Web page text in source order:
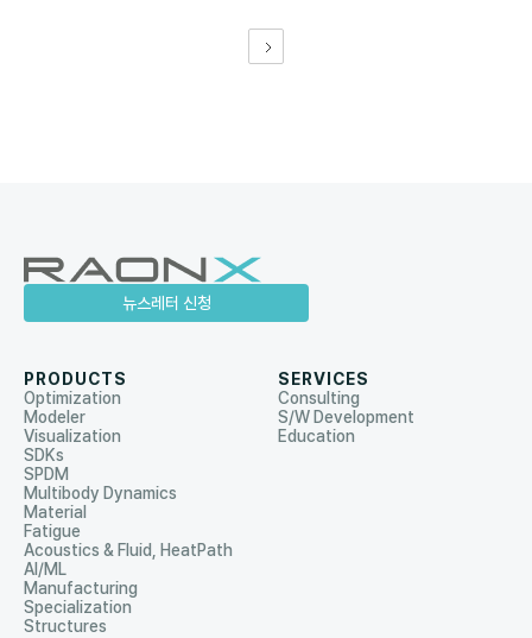
뉴스레터 신청
PRODUCTS
Optimization
Modeler
Visualization
SDKs
SPDM
Multibody Dynamics
Material
Fatigue
Acoustics & Fluid, HeatPath
AI/ML
Manufacturing
Specialization
Structures
SERVICES
Consulting
S/W Development
Education